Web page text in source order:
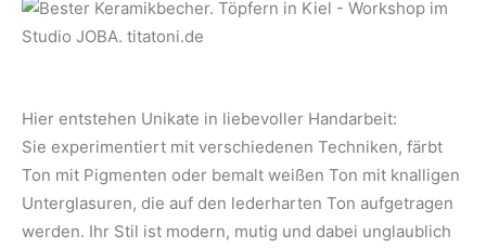
Hier entstehen Unikate in liebevoller Handarbeit:
Sie experimentiert mit verschiedenen Techniken, färbt
Ton mit Pigmenten oder bemalt weißen Ton mit knalligen
Unterglasuren, die auf den lederharten Ton aufgetragen
werden. Ihr Stil ist modern, mutig und dabei unglaublich